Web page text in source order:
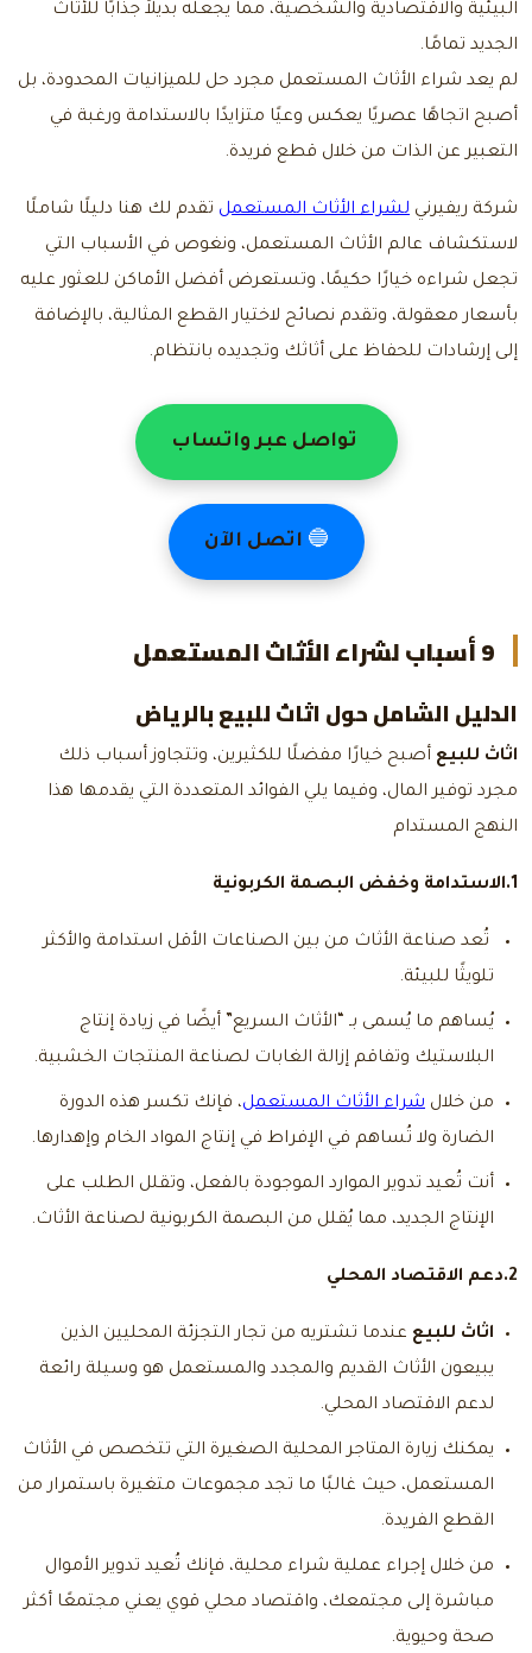
البيئية والاقتصادية والشخصية، مما يجعله بديلاً جذابًا للأثاث
الجديد تمامًا.
لم يعد شراء الأثاث المستعمل مجرد حل للميزانيات المحدودة، بل
أصبح اتجاهًا عصريًا يعكس وعيًا متزايدًا بالاستدامة ورغبة في
التعبير عن الذات من خلال قطع فريدة.
شركة ريفيرني لشراء الأثاث المستعمل تقدم لك هنا دليلًا شاملًا
لاستكشاف عالم الأثاث المستعمل، ونغوص في الأسباب التي
تجعل شراءه خيارًا حكيمًا، وتستعرض أفضل الأماكن للعثور عليه
بأسعار معقولة، وتقدم نصائح لاختيار القطع المثالية، بالإضافة
إلى إرشادات للحفاظ على أثاثك وتجديده بانتظام.
تواصل عبر واتساب
🔵 اتصل الآن
9أسباب لشراء الأثاث المستعمل
الدليل الشامل حول اثاث للبيع بالرياض
اثاث للبيع أصبح خيارًا مفضلًا للكثيرين، وتتجاوز أسباب ذلك
مجرد توفير المال، وفيما يلي الفوائد المتعددة التي يقدمها هذا
النهج المستدام
1.الاستدامة وخفض البصمة الكربونية
تُعد صناعة الأثاث من بين الصناعات الأقل استدامة والأكثر
تلويثًا للبيئة.
يُساهم ما يُسمى بـ “الأثاث السريع” أيضًا في زيادة إنتاج
البلاستيك وتفاقم إزالة الغابات لصناعة المنتجات الخشبية.
من خلال شراء الأثاث المستعمل، فإنك تكسر هذه الدورة
الضارة ولا تُساهم في الإفراط في إنتاج المواد الخام وإهدارها.
أنت تُعيد تدوير الموارد الموجودة بالفعل، وتقلل الطلب على
الإنتاج الجديد، مما يُقلل من البصمة الكربونية لصناعة الأثاث.
2.دعم الاقتصاد المحلي
اثاث للبيع عندما تشتريه من تجار التجزئة المحليين الذين
يبيعون الأثاث القديم والمجدد والمستعمل هو وسيلة رائعة
لدعم الاقتصاد المحلي.
يمكنك زيارة المتاجر المحلية الصغيرة التي تتخصص في الأثاث
المستعمل، حيث غالبًا ما تجد مجموعات متغيرة باستمرار من
القطع الفريدة.
من خلال إجراء عملية شراء محلية، فإنك تُعيد تدوير الأموال
مباشرة إلى مجتمعك، واقتصاد محلي قوي يعني مجتمعًا أكثر
صحة وحيوية.